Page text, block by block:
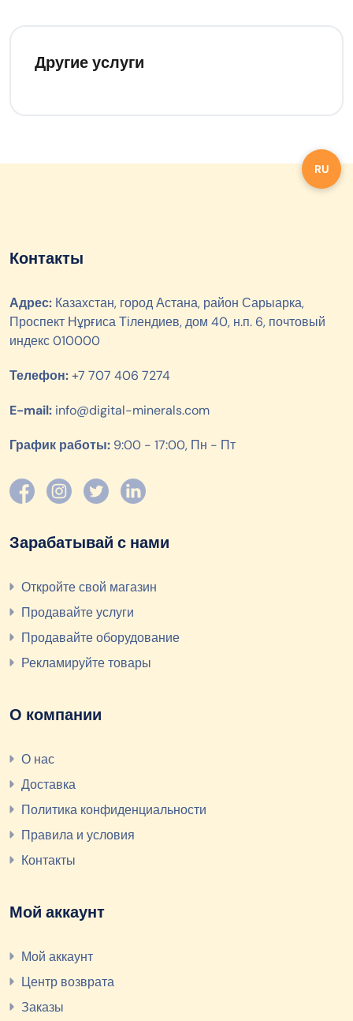
RU
Другие услуги
Контакты
Адрес: Казахстан, город Астана, район Сарыарка,
Проспект Нұрғиса Тілендиев, дом 40, н.п. 6, почтовый
индекс 010000
Телефон:+7 707 406 7274
E-mail: info@digital-minerals.com
График работы: 9:00 - 17:00, Пн - Пт
Зарабатывай с нами
Откройте свой магазин
Продавайте услуги
Продавайте оборудование
Рекламируйте товары
О компании
О нас
Доставка
Политика конфиденциальности
Правила и условия
Контакты
Мой аккаунт
Мой аккаунт
Центр возврата
Заказы